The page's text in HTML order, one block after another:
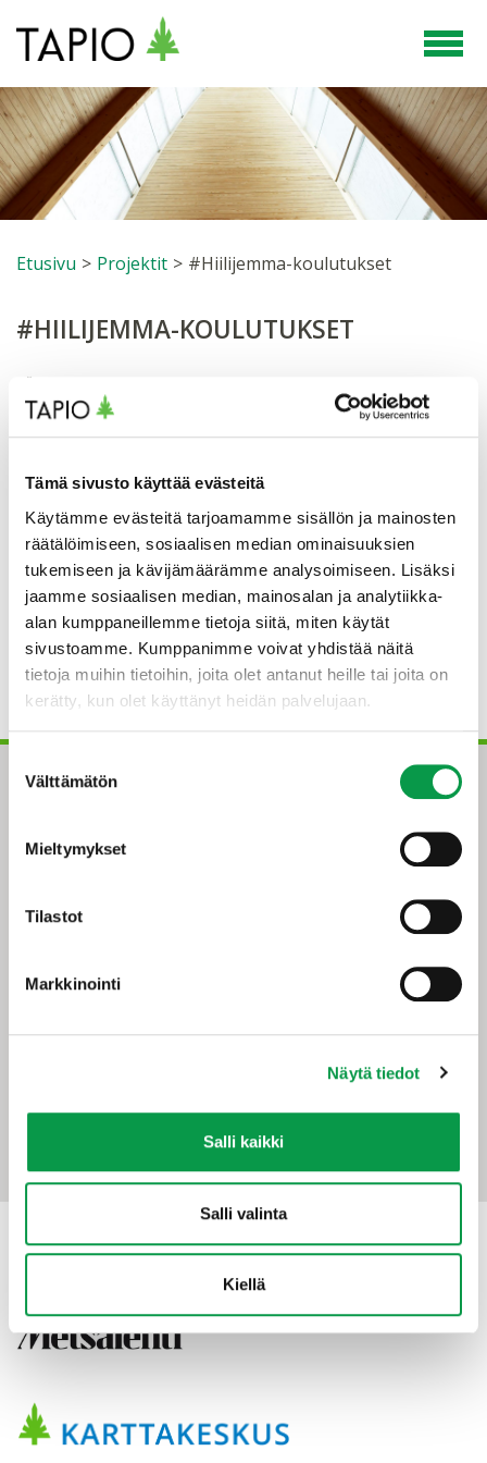
Tämä sivusto käyttää evästeitä
Käytämme evästeitä tarjoamamme sisällön ja mainosten
räätälöimiseen, sosiaalisen median ominaisuuksien
tukemiseen ja kävijämäärämme analysoimiseen. Lisäksi
jaamme sosiaalisen median, mainosalan ja analytiikka-
alan kumppaneillemme tietoja siitä, miten käytät
sivustoamme. Kumppanimme voivat yhdistää näitä
tietoja muihin tietoihin, joita olet antanut heille tai joita on
kerätty, kun olet käyttänyt heidän palvelujaan.
valinta
Välttämätön
Mieltymykset
Tilastot
Markkinointi
Näytä tiedot
Salli kaikki
Salli valinta
Kiellä
Etusivu > Projektit > #Hiilijemma-koulutukset
#HIILIJEMMA-KOULUTUKSET
PÄIVITETTY 23.3.2022
Tältä sivulta löydät kootusti#Hiilijemma –
Puutuotteet hiilivarastoina-hankkeessa tuotettuja
koulutusmateriaaleja. Materiaalit ovat vapaasti
hyödynnettävissä koulutustarkoitukseen.
Puurakentamisen ilmastovaikutukset
Lataa pdf-tiedosto
(julkaistu 23.3.2022)
#hiilijemma – Puutuotteet hiilivarastoina -
Maistraatinportti 4 A